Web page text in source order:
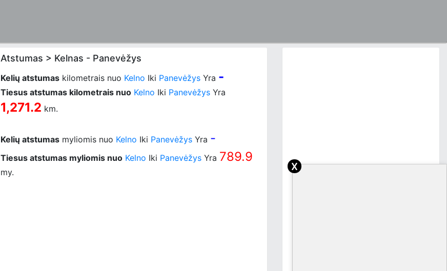
Atstumas > Kelnas - Panevėžys
Kelių atstumas kilometrais nuo Kelno Iki Panevėžys Yra -
Tiesus atstumas kilometrais nuo Kelno Iki Panevėžys Yra
1,271.2 km.
Kelių atstumas myliomis nuo Kelno Iki Panevėžys Yra -
Tiesus atstumas myliomis nuo Kelno Iki Panevėžys Yra 789.9
my. x